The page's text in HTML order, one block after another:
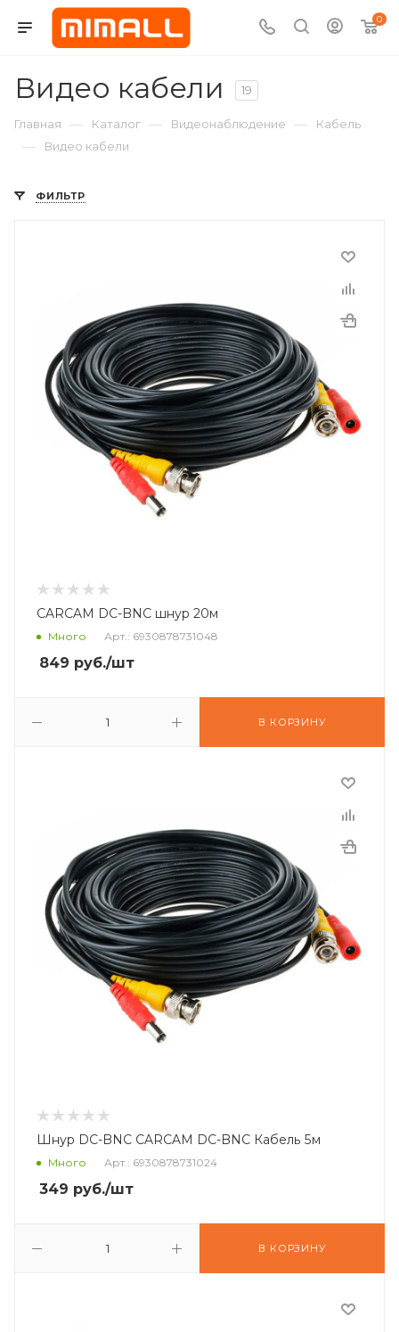
0
Видео кабели 19
Главная — Каталог — Видеонаблюдение — Кабель
— Видео кабели
ФИЛЬТР
CARCAM DC-BNC шнур 20м
Много Арт.: 6930878731048
849 руб./шт
В КОРЗИНУ
Шнур DC-BNC CARCAM DC-BNC Кабель 5м
Много Арт.: 6930878731024
349 руб./шт
В КОРЗИНУ